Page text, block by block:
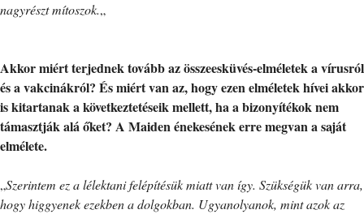
nagyrészt mítoszok.„
Akkor miért terjednek tovább az összeesküvés-elméletek a vírusról
és a vakcinákról? És miért van az, hogy ezen elméletek hívei akkor
is kitartanak a következtetéseik mellett, ha a bizonyítékok nem
támasztják alá őket? A Maiden énekesének erre megvan a saját
elmélete.
„Szerintem ez a lélektani felépítésük miatt van így. Szükségük van arra,
hogy higgyenek ezekben a dolgokban. Ugyanolyanok, mint azok az